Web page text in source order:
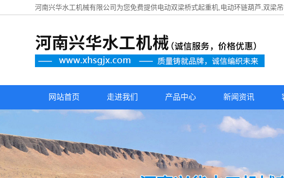
河南兴华水工机械有限公司为您免费提供电动双梁桥式起重机 ,电动环链葫芦,双梁
网站首页 走进我们 产品中心 新闻资讯